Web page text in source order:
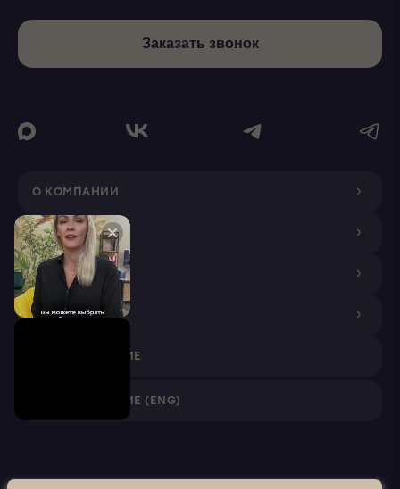
О КОМПАНИИ
ДИЗАЙНЕРАМ
ПОКУПАТЕЛЯМ
ПАРТНЕРАМ
VR ПРИЛОЖЕНИЕ
VR ПРИЛОЖЕНИЕ (ENG)
Заказать звонок